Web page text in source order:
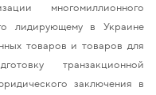
многомиллионного
лидирующему в Украине
товаров и товаров для
транзакционной
заключения в